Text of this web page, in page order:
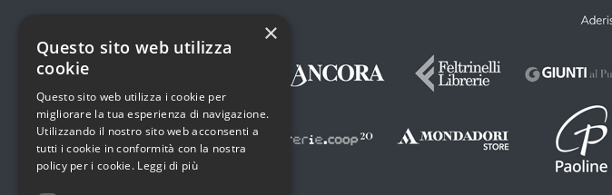
×
Questo sito web utilizza
cookie
Questo sito web utilizza i cookie per
migliorare la tua esperienza di navigazione.
Utilizzando il nostro sito web acconsenti a
tutti i cookie in conformità con la nostra
policy per i cookie. Leggi di più